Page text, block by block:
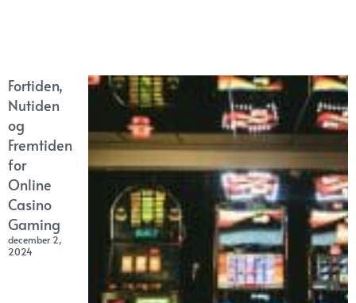
Fortiden,
Nutiden
og
Fremtiden
for
Online
Casino
Gaming
december 2,
2024